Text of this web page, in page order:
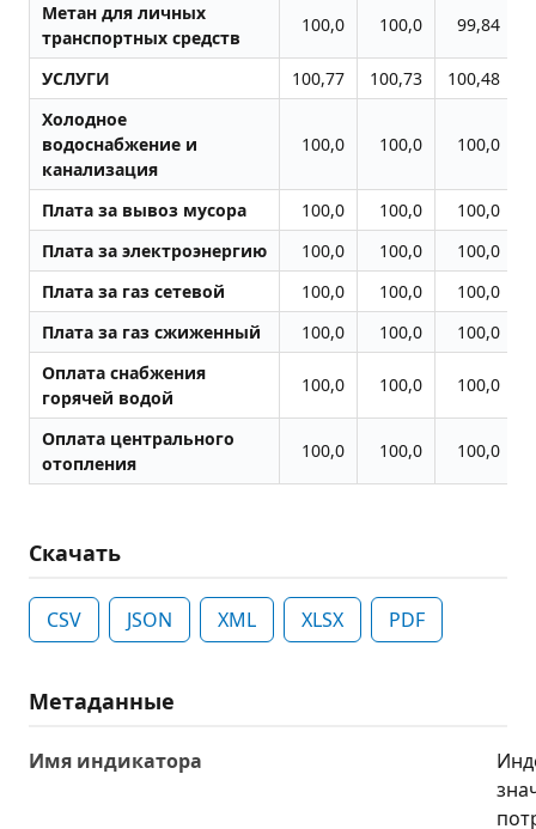
Метан для личных
транспортных средств
100,0 100,0 99,84
УСЛУГИ 100,77 100,73 100,48
Холодное
водоснабжение и
канализация
100,0 100,0 100,0
Плата за вывоз мусора 100,0 100,0 100,0
Плата за электроэнергию
100,0 100,0 100,0
Плата за газ сетевой
100,0 100,0 100,0
Плата за газ сжиженный
100,0 100,0 100,0
Оплата снабжения
горячей водой
100,0 100,0 100,0
Оплата центрального
отопления
100,0 100,0 100,0
Скачать
CSV JSON XML XLSX PDF
Метаданные
Имя индикатора